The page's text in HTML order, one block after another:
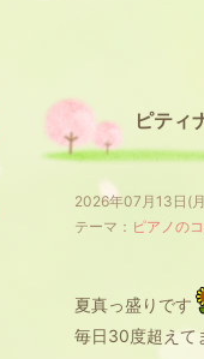
ピティ
2026年07月13日(
テーマ： ピアノの
夏真っ盛りです
毎日30度超えて